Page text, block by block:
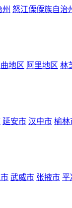
怒江傈僳族自治
地区 阿里地区 林
延安市 汉中市 榆林
武威市 张掖市 平